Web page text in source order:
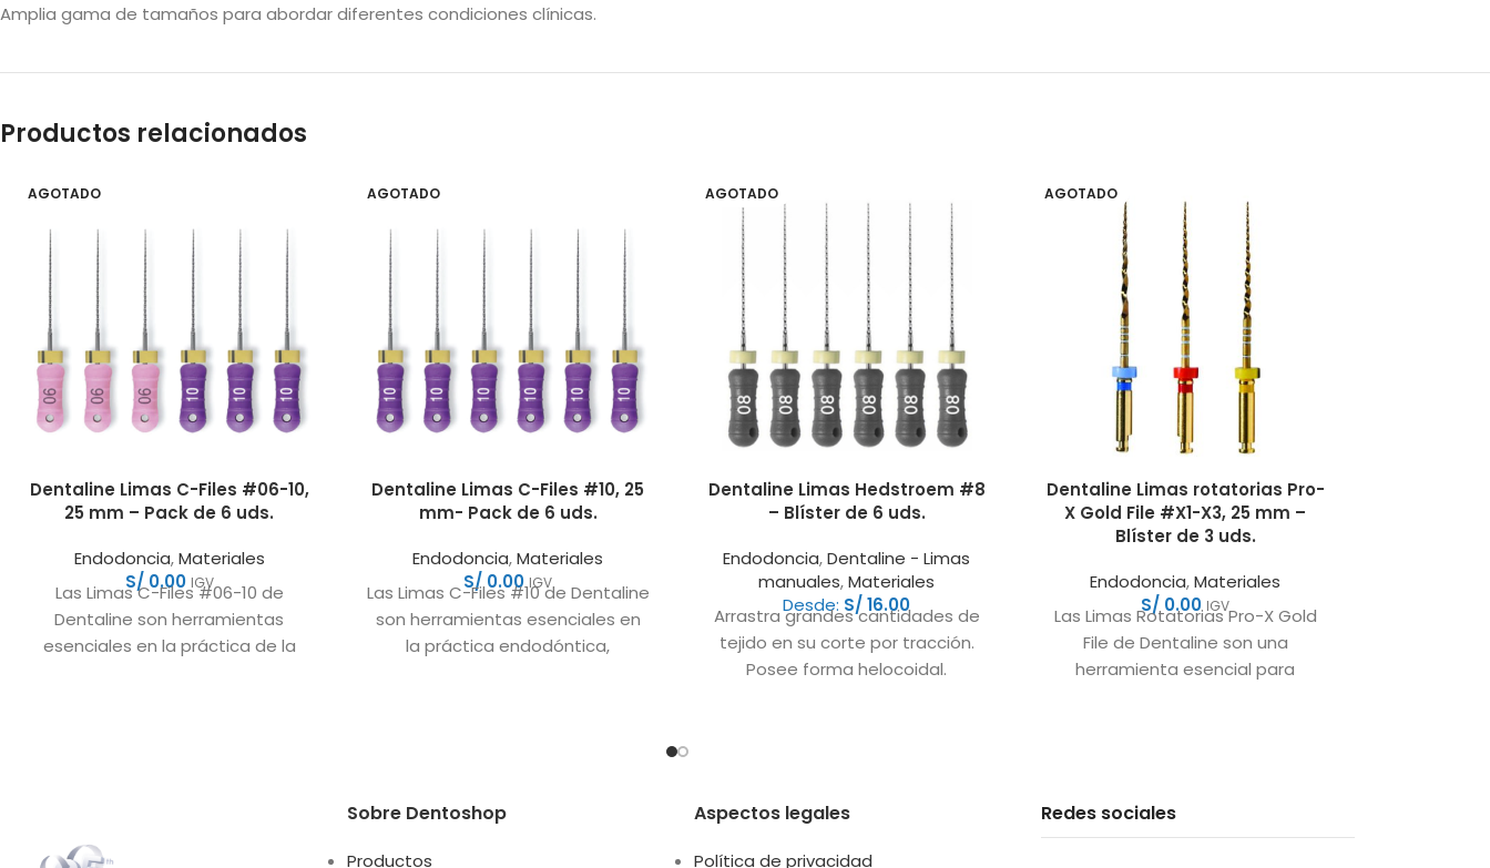
Amplia gama de tamaños para abordar diferentes condiciones clínicas.
Productos relacionados
AGOTADO
Dentaline Limas C-Files #06-10,
25 mm – Pack de 6 uds.
Endodoncia,Materiales
S/0.00 IGV
Las Limas C-Files #06-10 de
Dentaline son herramientas
esenciales en la práctica de la
AGOTADO
Dentaline Limas C-Files #10, 25
mm- Pack de 6 uds.
Endodoncia,Materiales
S/0.00 IGV
Las Limas C-Files #10 de Dentaline
son herramientas esenciales en
la práctica endodóntica,
AGOTADO
Dentaline Limas Hedstroem #8
– Blíster de 6 uds.
Endodoncia,Dentaline - Limas
manuales,Materiales
Desde: S/ 16.00
Arrastra grandes cantidades de
tejido en su corte por tracción.
Posee forma helocoidal.
AGOTADO
Dentaline Limas rotatorias Pro-
X Gold File #X1-X3, 25 mm –
Blíster de 3 uds.
Endodoncia,Materiales
S/0.00 IGV
Las Limas Rotatorias Pro-X Gold
File de Dentaline son una
herramienta esencial para
Sobre Dentoshop
Productos
Aspectos legales
Política de privacidad
Redes sociales